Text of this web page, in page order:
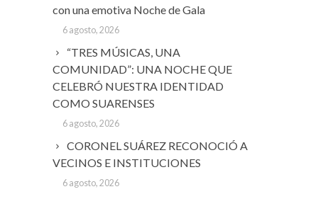
con una emotiva Noche de Gala
6 agosto, 2026
“TRES MÚSICAS, UNA
COMUNIDAD”: UNA NOCHE QUE
CELEBRÓ NUESTRA IDENTIDAD
COMO SUARENSES
6 agosto, 2026
CORONEL SUÁREZ RECONOCIÓ A
VECINOS E INSTITUCIONES
6 agosto, 2026